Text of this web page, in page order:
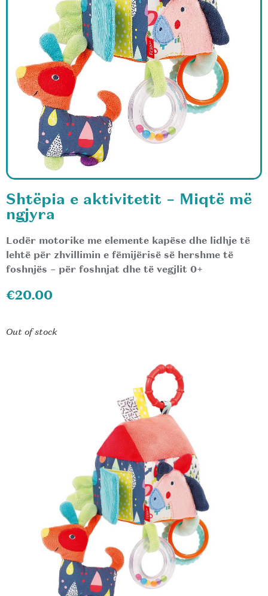
Shtëpia e aktivitetit – Miqtë më
ngjyra
Lodër motorike me elemente kapëse dhe lidhje të
lehtë për zhvillimin e fëmijërisë së hershme të
foshnjës – për foshnjat dhe të vegjlit 0+
€20.00
Out of stock